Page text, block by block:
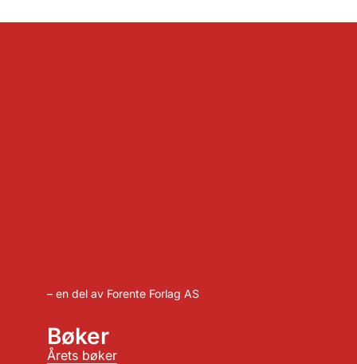
– en del av Forente Forlag AS
Bøker
Årets bøker